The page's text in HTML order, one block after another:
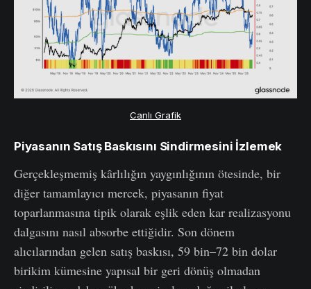
Canlı Grafik
Piyasanın Satış Baskısını Sindirmesini İzlemek
Gerçekleşmemiş kârlılığın yaygınlığının ötesinde, bir
diğer tamamlayıcı mercek, piyasanın fiyat
toparlanmasına tipik olarak eşlik eden kar realizasyonu
dalgasını nasıl absorbe ettiğidir. Son dönem
alıcılarından gelen satış baskısı, 59 bin–72 bin dolar
birikim kümesine yapısal bir geri dönüş olmadan